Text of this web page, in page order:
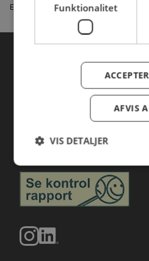
Email Marketing System fra
Alle rettigheder forbeholdes
Funktionalitet
AFVIS
VIS DETALJER